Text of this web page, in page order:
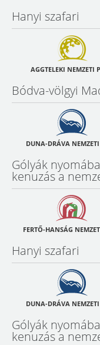
Hanyi szafari
AGGTELEKI NEMZETI
Bódva-völgyi
DUNA-DRÁVA
Gólyák
kenuzás a
FERTŐ-HANSÁG
Hanyi szafari
DUNA-DRÁVA
Gólyák
kenuzás a